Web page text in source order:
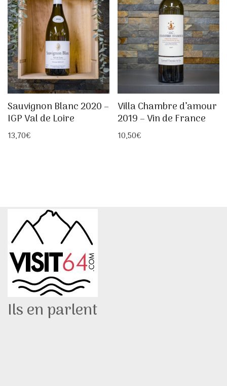
Sauvignon Blanc 2020 –
IGP Val de Loire
13,70€
Villa Chambre d’amour
2019 – Vin de France
10,50€
Ils en parlent